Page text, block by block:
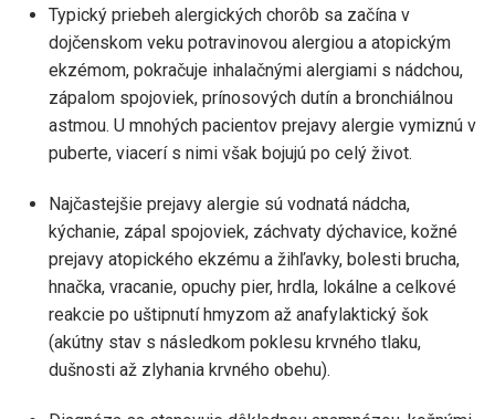
Typický priebeh alergických chorôb sa začína v
dojčenskom veku potravinovou alergiou a atopickým
ekzémom, pokračuje inhalačnými alergiami s nádchou,
zápalom spojoviek, prínosových dutín a bronchiálnou
astmou. U mnohých pacientov prejavy alergie vymiznú v
puberte, viacerí s nimi však bojujú po celý život.
Najčastejšie prejavy alergie sú vodnatá nádcha,
kýchanie, zápal spojoviek, záchvaty dýchavice, kožné
prejavy atopického ekzému a žihľavky, bolesti brucha,
hnačka, vracanie, opuchy pier, hrdla, lokálne a celkové
reakcie po uštipnutí hmyzom až anafylaktický šok
(akútny stav s následkom poklesu krvného tlaku,
dušnosti až zlyhania krvného obehu).